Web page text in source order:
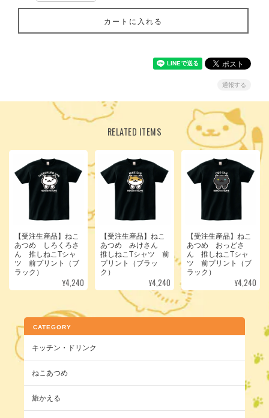
カートに入れる
通報する
RELATED ITEMS
【受注生産品】ねこ
あつめ しろくろさ
ん 推しねこTシャ
ツ 前プリント（ブ
ラック）
¥4,240
【受注生産品】ねこ
あつめ みけさん
推しねこTシャツ 前
プリント（ブラッ
ク）
¥4,240
【受注生産品】ねこ
あつめ おっどさ
ん 推しねこTシャ
ツ 前プリント（ブ
ラック）
¥4,240
CATEGORY
キッチン・ドリンク
ねこあつめ
旅かえる